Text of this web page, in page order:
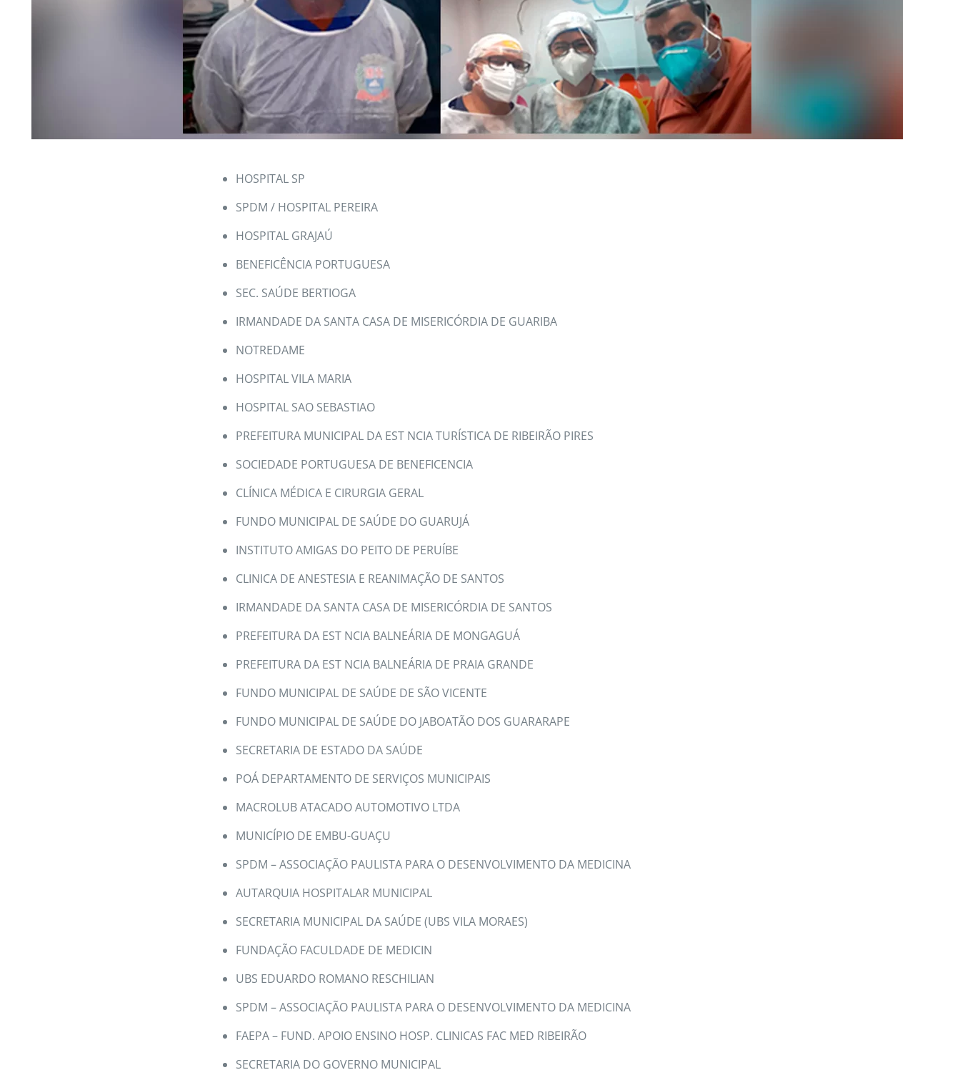
HOSPITAL SP
SPDM / HOSPITAL PEREIRA
HOSPITAL GRAJAÚ
BENEFICÊNCIA PORTUGUESA
SEC. SAÚDE BERTIOGA
IRMANDADE DA SANTA CASA DE MISERICÓRDIA DE GUARIBA
NOTREDAME
HOSPITAL VILA MARIA
HOSPITAL SAO SEBASTIAO
PREFEITURA MUNICIPAL DA EST NCIA TURÍSTICA DE RIBEIRÃO PIRES
SOCIEDADE PORTUGUESA DE BENEFICENCIA
CLÍNICA MÉDICA E CIRURGIA GERAL
FUNDO MUNICIPAL DE SAÚDE DO GUARUJÁ
INSTITUTO AMIGAS DO PEITO DE PERUÍBE
CLINICA DE ANESTESIA E REANIMAÇÃO DE SANTOS
IRMANDADE DA SANTA CASA DE MISERICÓRDIA DE SANTOS
PREFEITURA DA EST NCIA BALNEÁRIA DE MONGAGUÁ
PREFEITURA DA EST NCIA BALNEÁRIA DE PRAIA GRANDE
FUNDO MUNICIPAL DE SAÚDE DE SÃO VICENTE
FUNDO MUNICIPAL DE SAÚDE DO JABOATÃO DOS GUARARAPE
SECRETARIA DE ESTADO DA SAÚDE
POÁ DEPARTAMENTO DE SERVIÇOS MUNICIPAIS
MACROLUB ATACADO AUTOMOTIVO LTDA
MUNICÍPIO DE EMBU-GUAÇU
SPDM – ASSOCIAÇÃO PAULISTA PARA O DESENVOLVIMENTO DA MEDICINA
AUTARQUIA HOSPITALAR MUNICIPAL
SECRETARIA MUNICIPAL DA SAÚDE (UBS VILA MORAES)
FUNDAÇÃO FACULDADE DE MEDICIN
UBS EDUARDO ROMANO RESCHILIAN
SPDM – ASSOCIAÇÃO PAULISTA PARA O DESENVOLVIMENTO DA MEDICINA
FAEPA – FUND. APOIO ENSINO HOSP. CLINICAS FAC MED RIBEIRÃO
SECRETARIA DO GOVERNO MUNICIPAL